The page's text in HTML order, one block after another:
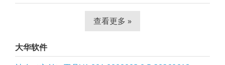
查看更多 »
大华软件